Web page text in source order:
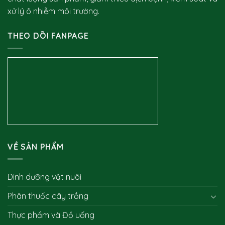
xử lý ô nhiễm môi trường.
THEO DÕI FANPAGE
VỀ SẢN PHẨM
Dinh dưỡng vật nuôi
Phân thuốc cây trồng
Thực phẩm và Đồ uống